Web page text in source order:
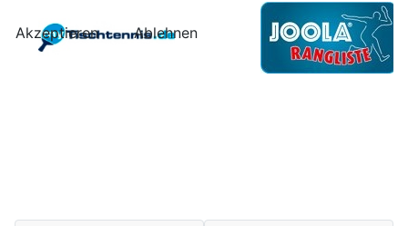
Akzeptieren Ablehnen